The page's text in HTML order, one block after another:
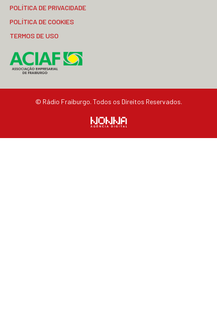
POLÍTICA DE PRIVACIDADE
POLÍTICA DE COOKIES
TERMOS DE USO
© Rádio Fraiburgo. Todos os Direitos Reservados.